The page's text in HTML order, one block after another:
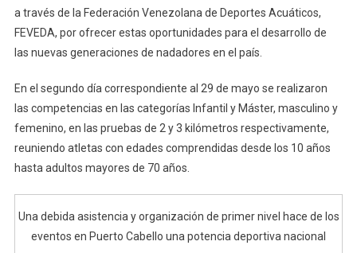
a través de la Federación Venezolana de Deportes Acuáticos,
FEVEDA, por ofrecer estas oportunidades para el desarrollo de
las nuevas generaciones de nadadores en el país.
En el segundo día correspondiente al 29 de mayo se realizaron
las competencias en las categorías Infantil y Máster, masculino y
femenino, en las pruebas de 2 y 3 kilómetros respectivamente,
reuniendo atletas con edades comprendidas desde los 10 años
hasta adultos mayores de 70 años.
Una debida asistencia y organización de primer nivel hace de los
eventos en Puerto Cabello una potencia deportiva nacional